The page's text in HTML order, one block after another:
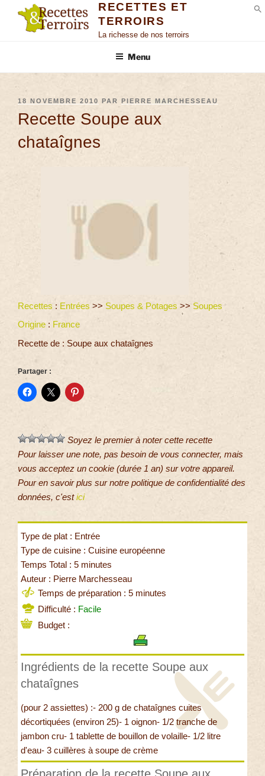
RECETTES ET
TERROIRS
La richesse de nos terroirs
Menu
18 NOVEMBRE 2010 PAR PIERRE MARCHESSEAU
Recette Soupe aux
chataîgnes
Recettes : Entrées >> Soupes & Potages >> Soupes
Origine : France
Recette de : Soupe aux chataîgnes
Partager :
Soyez le premier à noter cette recette
Pour laisser une note, pas besoin de vous connecter, mais
vous acceptez un cookie (durée 1 an) sur votre appareil.
Pour en savoir plus sur notre politique de confidentialité des
données, c'estici
Type de plat : Entrée
Type de cuisine : Cuisine européenne
Temps Total : 5 minutes
Auteur : Pierre Marchesseau
Temps de préparation : 5 minutes
Difficulté : Facile
Budget :
Ingrédients de la recette Soupe aux
chataîgnes
(pour 2 assiettes) :- 200 g de chataîgnes cuites
décortiquées (environ 25)- 1 oignon- 1/2 tranche de
jambon cru- 1 tablette de bouillon de volaille- 1/2 litre
d'eau- 3 cuillères à soupe de crème